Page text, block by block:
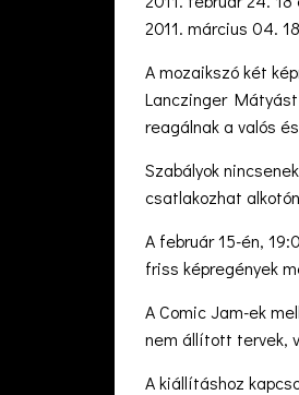
2011. március 04.
A mozaikszó két
Lanczinger
reagálnak a valós
Szabályok
csatlakozhat
A február 15-én,
friss képregények
A Comic Jam-ek
nem állított tervek,
A kiállításhoz